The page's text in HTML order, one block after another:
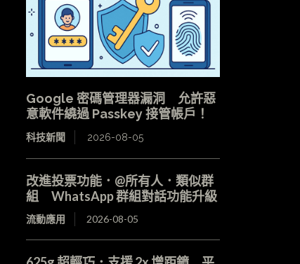
Google 密碼管理器漏洞 允許惡
意軟件繞過 Passkey 接管帳戶！
科技新聞 2026-08-05
改進投票功能．@所有人．類似群
組 WhatsApp 群組對話功能升級
流動應用 2026-08-05